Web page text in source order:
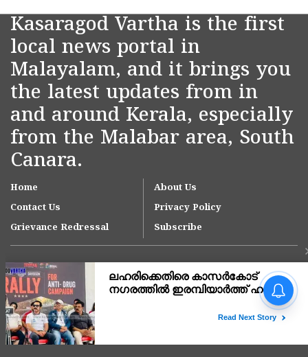
Kasaragod Vartha is the first
local news portal in
Malayalam, and it brings you
the latest updates from in
and around Kerala, especially
from the Malabar area, South
Canara.
Home
About Us
Contact Us
Privacy Policy
Grievance Redressal
Subscribe
Copyright © 2007-
നീലേശ്വരം നഗരസഭയിലെ
ആനച്ചാൽ-ഉച്ചൂളിക്കുതിർ
പരിഹരിക്കാൻ ഇടപെടൽ;
സന്ദർശിച്ചു